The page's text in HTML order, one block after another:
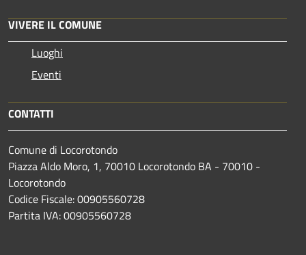
VIVERE IL COMUNE
Luoghi
Eventi
CONTATTI
Comune di Locorotondo
Piazza Aldo Moro, 1, 70010 Locorotondo BA - 70010 -
Locorotondo
Codice Fiscale: 00905560728
Partita IVA: 00905560728